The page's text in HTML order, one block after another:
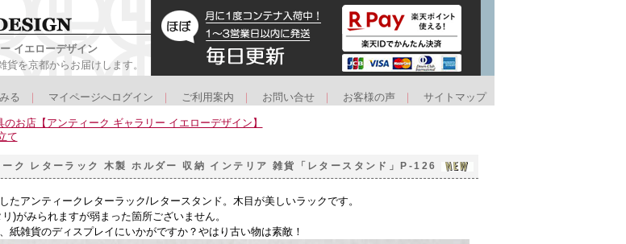
イエローデザイン
を京都からお届けします。
る マイページへログイン ご利用案内 お問い合せ お客様の声 サイトマップ
お店【アンティーク ギャラリー イエローデザイン】
て
ーク レターラック 木製 ホルダー 収納 インテリア 雑貨「レタースタンド」P-126
たアンティークレターラック/レタースタンド。木目が美しいラックです。
)がみられますが弱まった箇所ございません。
紙雑貨のディスプレイにいかがですか？やはり古い物は素敵！